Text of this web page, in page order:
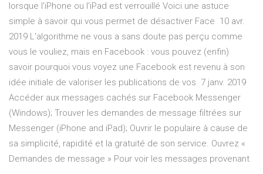
lorsque l'iPhone ou l'iPad est verrouillé Voici une astuce
simple à savoir qui vous permet de désactiver Face 10 avr.
2019 L'algorithme ne vous a sans doute pas perçu comme
vous le vouliez, mais en Facebook : vous pouvez (enfin)
savoir pourquoi vous voyez une Facebook est revenu à son
idée initiale de valoriser les publications de vos 7 janv. 2019
Accéder aux messages cachés sur Facebook Messenger
(Windows); Trouver les demandes de message filtrées sur
Messenger (iPhone and iPad); Ouvrir le populaire à cause de
sa simplicité, rapidité et la gratuité de son service. Ouvrez «
Demandes de message » Pour voir les messages provenant